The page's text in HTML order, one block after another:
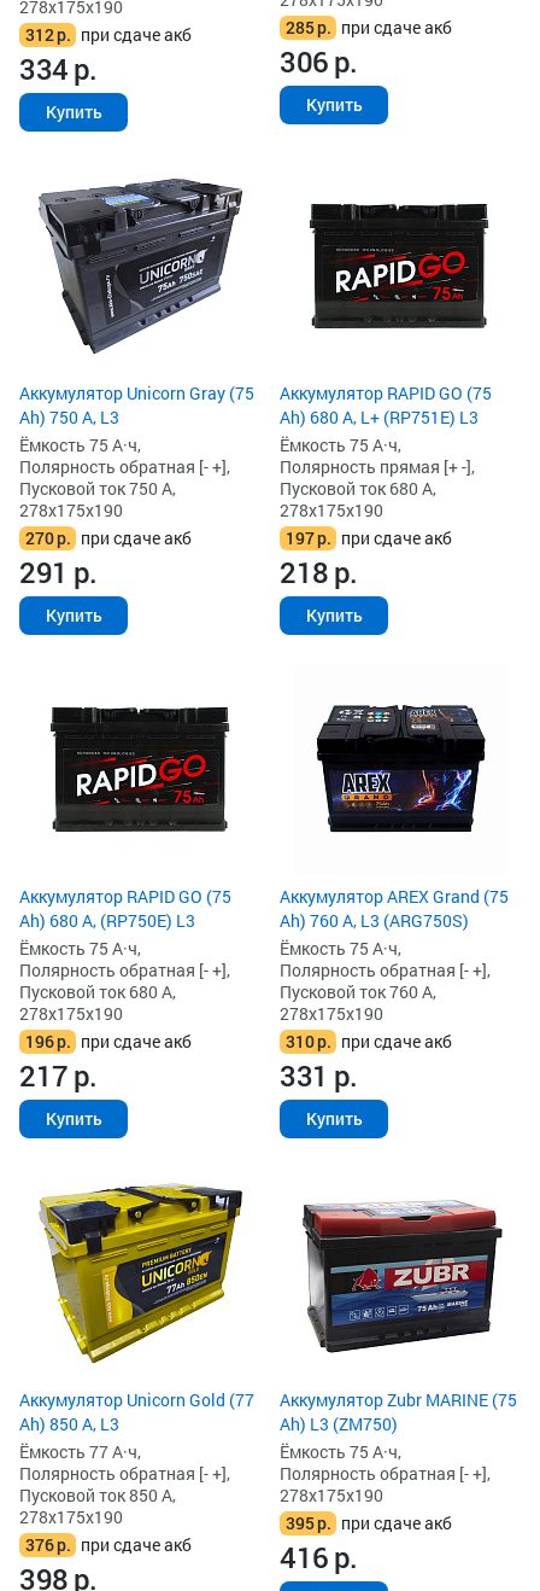
278x175x190
312р. при сдаче акб
334р.
Купить
285р. при сдаче акб
306р.
Купить
Аккумулятор Unicorn Gray (75
Ah) 750 А, L3
Ёмкость 75 А·ч,
Полярность обратная [- +],
Пусковой ток 750 А,
278x175x190
270р. при сдаче акб
291 р.
Купить
Аккумулятор RAPID GO (75
Ah) 680 А, L+ (RP751E) L3
Ёмкость 75 А·ч,
Полярность прямая [+ -],
Пусковой ток 680 А,
278x175x190
197р. при сдаче акб
218р.
Купить
Аккумулятор RAPID GO (75
Ah) 680 А, (RP750E) L3
Ёмкость 75 А·ч,
Полярность обратная [- +],
Пусковой ток 680 А,
278x175x190
196р. при сдаче акб
217р.
Купить
Аккумулятор AREX Grand (75
Ah) 760 А, L3 (ARG750S)
Ёмкость 75 А·ч,
Полярность обратная [- +],
Пусковой ток 760 А,
278x175x190
310р. при сдаче акб
331 р.
Купить
Аккумулятор Unicorn Gold (77
Ah) 850 А, L3
Ёмкость 77 А·ч,
Полярность обратная [- +],
Пусковой ток 850 А,
278x175x190
376р. при сдаче акб
398р.
Аккумулятор Zubr MARINE (75
Ah) L3 (ZM750)
Ёмкость 75 А·ч,
Полярность обратная [- +],
278x175x190
395р. при сдаче акб
416р.